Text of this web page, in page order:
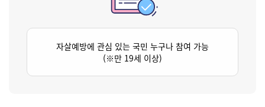
자살예방에 관심 있는 국민 누구나 참여 가능
(※만 19세 이상)